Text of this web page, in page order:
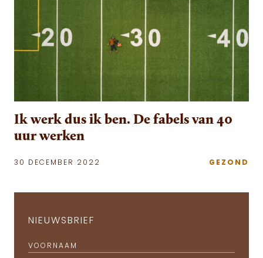
Ik werk dus ik ben. De fabels van 40
uur werken
30 DECEMBER 2022 GEZOND
NIEUWSBRIEF
VOORNAAM